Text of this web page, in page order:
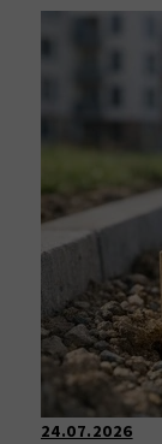
24.07.2026